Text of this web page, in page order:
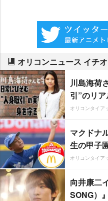
オリコンニュース イチ
川島海荷
引”のリ
オリコンタイア
マクドナ
生の甲子
オリコンタイア
向井康二
SONG）』